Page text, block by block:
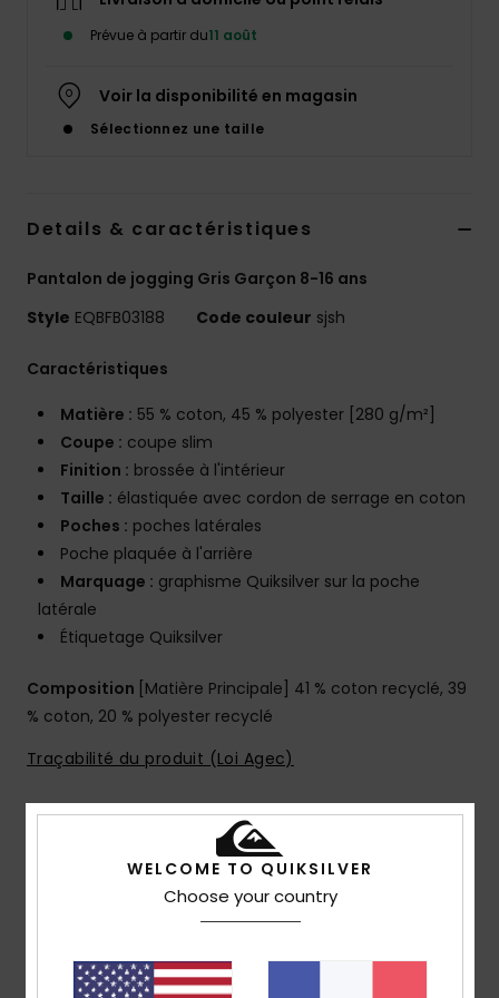
Prévue à partir du11 août
Voir la disponibilité en magasin
Sélectionnez une taille
Details & caractéristiques
Pantalon de jogging Gris Garçon 8-16 ans
Style EQBFB03188 Code couleur sjsh
Caractéristiques
Matière : 55 % coton, 45 % polyester [280 g/m²]
Coupe : coupe slim
Finition : brossée à l'intérieur
Taille : élastiquée avec cordon de serrage en coton
Poches : poches latérales
Poche plaquée à l'arrière
Marquage : graphisme Quiksilver sur la poche
latérale
Étiquetage Quiksilver
Composition [Matière Principale] 41 % coton recyclé, 39
% coton, 20 % polyester recyclé
Traçabilité du produit (Loi Agec)
Livraison & Retours
WELCOME TO QUIKSILVER
Choose your country